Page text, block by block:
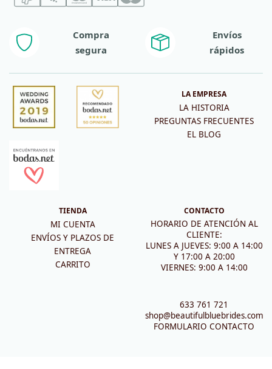
Compra
segura
Envíos
rápidos
LA EMPRESA
LA HISTORIA
PREGUNTAS FRECUENTES
EL BLOG
TIENDA
MI CUENTA
ENVÍOS Y PLAZOS DE
ENTREGA
CARRITO
CONTACTO
HORARIO DE ATENCIÓN AL
CLIENTE:
LUNES A JUEVES: 9:00 A 14:00
Y 17:00 A 20:00
VIERNES: 9:00 A 14:00
633 761 721
shop@beautifulbluebrides.com
FORMULARIO CONTACTO